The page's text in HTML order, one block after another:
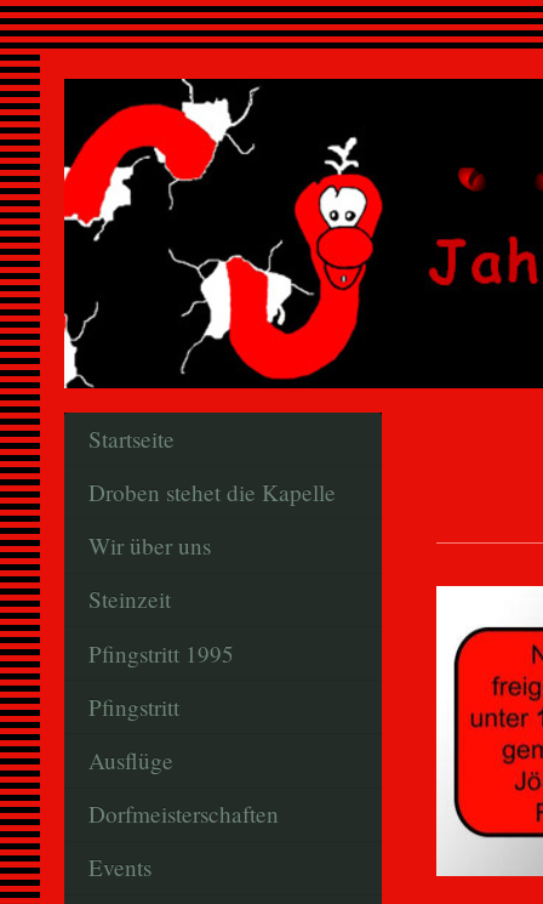
Startseite
Droben stehet die Kapelle
Wir über uns
Steinzeit
Pfingstritt 1995
Pfingstritt
Ausflüge
Dorfmeisterschaften
Events